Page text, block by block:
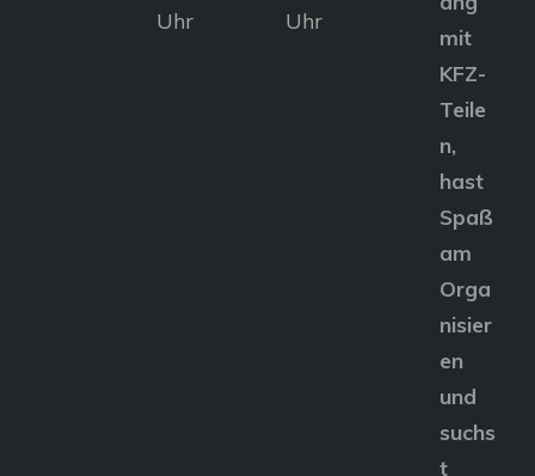
Uhr
Uhr
mit
KFZ-
Teile
n,
hast
Spaß
am
Orga
nisier
en
und
suchs
t